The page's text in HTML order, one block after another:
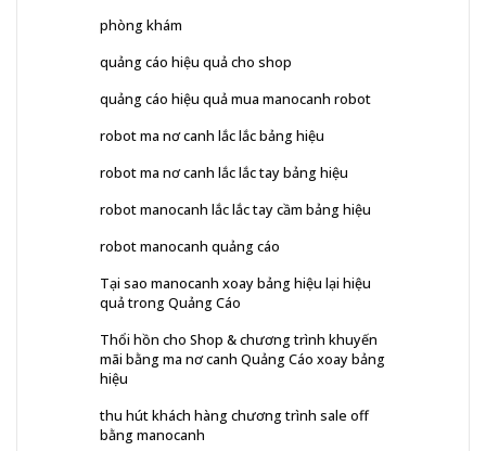
phòng khám
quảng cáo hiệu quả cho shop
quảng cáo hiệu quả mua manocanh robot
robot ma nơ canh lắc lắc bảng hiệu
robot ma nơ canh lắc lắc tay bảng hiệu
robot manocanh lắc lắc tay cầm bảng hiệu
robot manocanh quảng cáo
Tại sao manocanh xoay bảng hiệu lại hiệu
quả trong Quảng Cáo
Thổi hồn cho Shop & chương trình khuyến
mãi bằng ma nơ canh Quảng Cáo xoay bảng
hiệu
thu hút khách hàng chương trình sale off
bằng manocanh